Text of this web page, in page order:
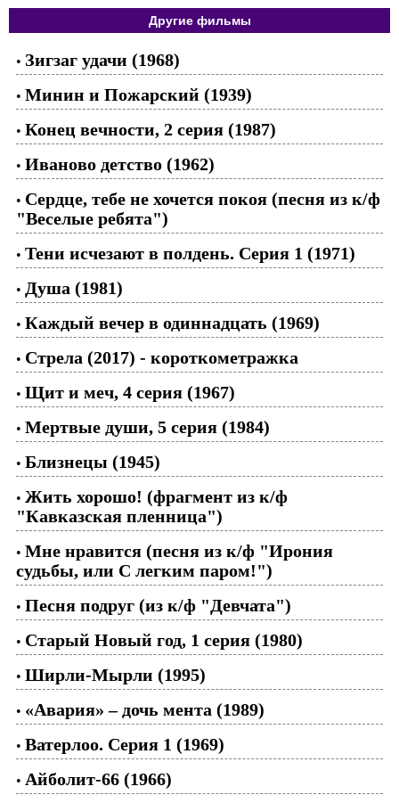
Другие фильмы
• Зигзаг удачи (1968)
• Минин и Пожарский (1939)
• Конец вечности, 2 серия (1987)
• Иваново детство (1962)
• Сердце, тебе не хочется покоя (песня из к/ф
"Веселые ребята")
• Тени исчезают в полдень. Серия 1 (1971)
• Душа (1981)
• Каждый вечер в одиннадцать (1969)
• Стрела (2017) - короткометражка
• Щит и меч, 4 серия (1967)
• Мертвые души, 5 серия (1984)
• Близнецы (1945)
• Жить хорошо! (фрагмент из к/ф
"Кавказская пленница")
• Мне нравится (песня из к/ф "Ирония
судьбы, или С легким паром!")
• Песня подруг (из к/ф "Девчата")
• Старый Новый год, 1 серия (1980)
• Ширли-Мырли (1995)
• «Авария» – дочь мента (1989)
• Ватерлоо. Серия 1 (1969)
• Айболит-66 (1966)